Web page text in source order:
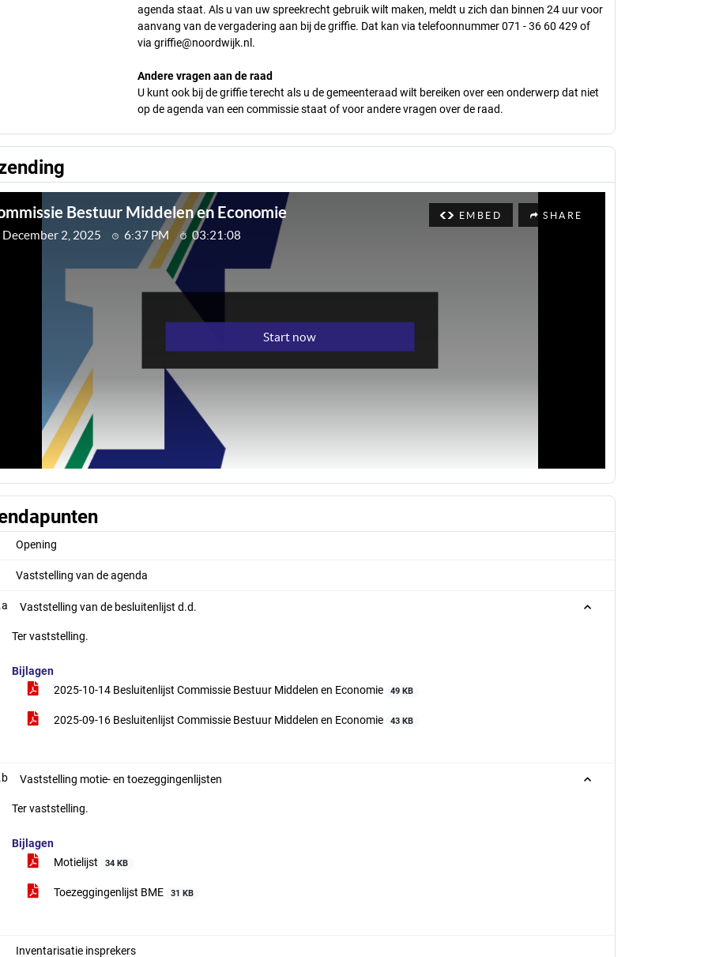
agenda staat. Als u van uw spreekrecht gebruik wilt maken, meldt u zich dan binnen 24 uur voor
aanvang van de vergadering aan bij de griffie. Dat kan via telefoonnummer 071 - 36 60 429 of
viagriffie@noordwijk.nl .
Andere vragen aan de raad
U kunt ook bij de griffie terecht als u de gemeenteraad wilt bereiken over een onderwerp dat niet
op de agenda van een commissie staat of voor andere vragen over de raad.
Opening
Vaststelling van de agenda
Vaststelling van de besluitenlijst d.d.
Ter vaststelling.
Bijlagen
2025-10-14 Besluitenlijst Commissie Bestuur Middelen en Economie
49 KB
2025-09-16 Besluitenlijst Commissie Bestuur Middelen en Economie 43 KB
Vaststelling motie- en toezeggingenlijsten
Ter vaststelling.
Bijlagen
Motielijst
34 KB
Toezeggingenlijst BME 31 KB
Inventarisatie insprekers